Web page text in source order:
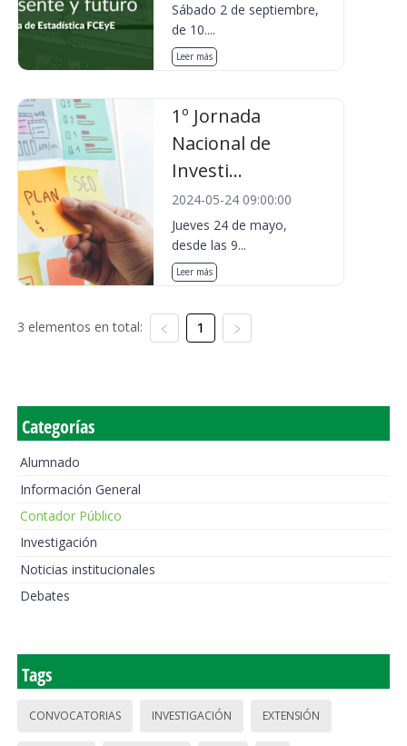
Sábado 2 de septiembre,
de 10....
Leer más
1º Jornada
Nacional de
Investi...
2024-05-24 09:00:00
Jueves 24 de mayo,
desde las 9...
Leer más
3 elementos en total: 1
Categorías
Alumnado
Información General
Contador Público
Investigación
Noticias institucionales
Debates
Tags
CONVOCATORIAS INVESTIGACIÓN EXTENSIÓN